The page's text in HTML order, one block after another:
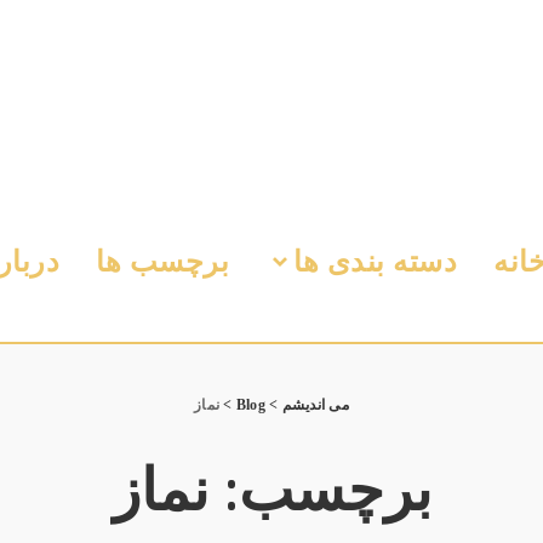
دسته بندی ها برچسب ها
می اندیشم >
Blog
> نماز
برچسب: نماز